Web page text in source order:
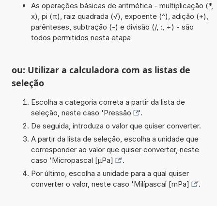
As operações básicas de aritmética - multiplicação (*,
x), pi (π), raiz quadrada (√), expoente (^), adição (+),
parênteses, subtração (-) e divisão (/, :, ÷) - são
todos permitidos nesta etapa
ou: Utilizar a calculadora com as listas de
seleção
Escolha a categoria correta a partir da lista de
seleção, neste caso 'Pressão
'.
De seguida, introduza o valor que quiser converter.
A partir da lista de seleção, escolha a unidade que
corresponder ao valor que quiser converter, neste
caso 'Micropascal [µPa]
'.
Por último, escolha a unidade para a qual quiser
converter o valor, neste caso 'Milípascal [mPa] '.